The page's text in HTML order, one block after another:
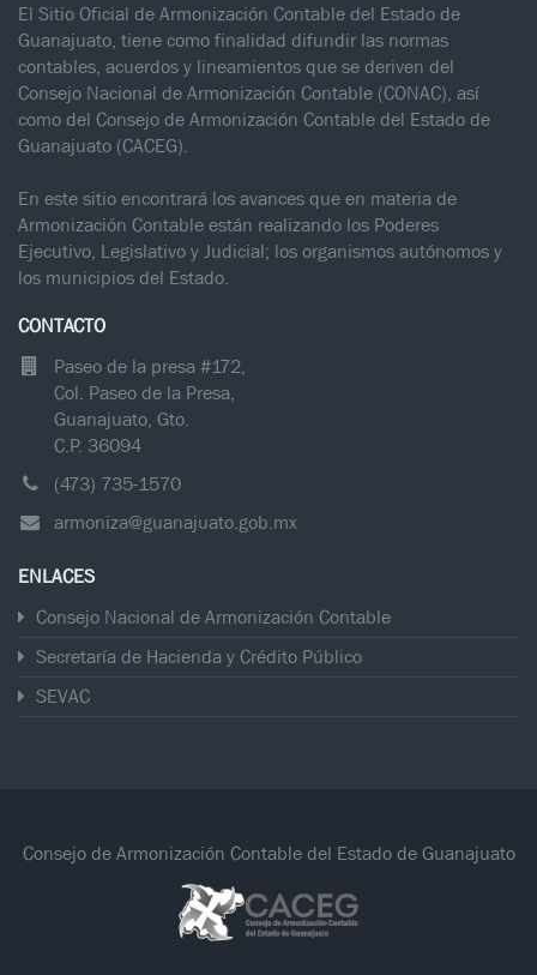
El Sitio Oficial de Armonización Contable del Estado de
Guanajuato, tiene como finalidad difundir las normas
contables, acuerdos y lineamientos que se deriven del
Consejo Nacional de Armonización Contable (CONAC), así
como del Consejo de Armonización Contable del Estado de
Guanajuato (CACEG).
En este sitio encontrará los avances que en materia de
Armonización Contable están realizando los Poderes
Ejecutivo, Legislativo y Judicial; los organismos autónomos y
los municipios del Estado.
CONTACTO
Paseo de la presa #172,
Col. Paseo de la Presa,
Guanajuato, Gto.
C.P. 36094
(473) 735-1570
armoniza@guanajuato.gob.mx
ENLACES
Consejo Nacional de Armonización Contable
Secretaría de Hacienda y Crédito Público
SEVAC
Consejo de Armonización Contable del Estado de Guanajuato